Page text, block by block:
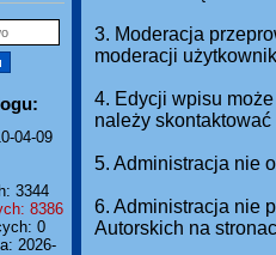
04-09
3344
8386
0
2026-
3. Moderacja
moderacji
4. Edycji wpisu
należy
5. Administracja nie
6. Administracja nie
Autorskich na